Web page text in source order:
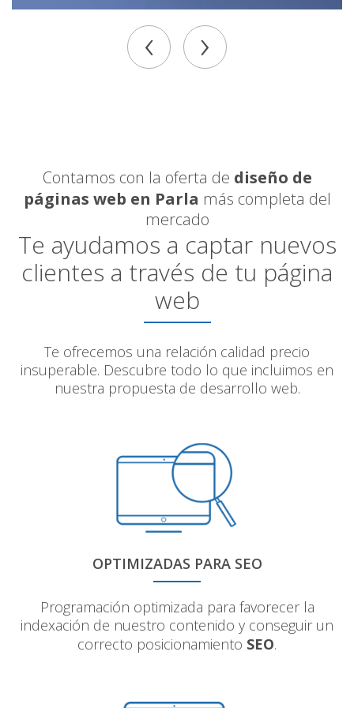
‹ ›
Contamos con la oferta de diseño de
páginas web en Parla más completa del
mercado
Te ayudamos a captar nuevos
clientes a través de tu página
web
Te ofrecemos una relación calidad precio
insuperable. Descubre todo lo que incluimos en
nuestra propuesta de desarrollo web.
OPTIMIZADAS PARA SEO
Programación optimizada para favorecer la
indexación de nuestro contenido y conseguir un
correcto posicionamiento SEO.